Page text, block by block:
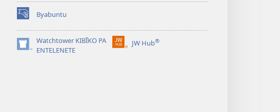
Byabuntu
(opens
new
window)Watchtower KIBĪKO PA
ENTELENETE
(opens
JW Hub®
(opens